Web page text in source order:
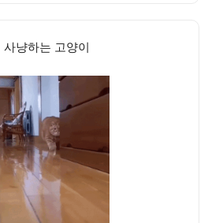
사냥하는 고양이